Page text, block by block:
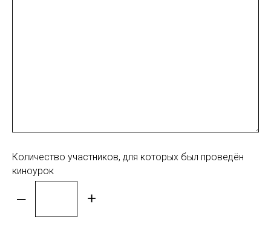
Количество участников, для которых был проведён
киноурок
– +